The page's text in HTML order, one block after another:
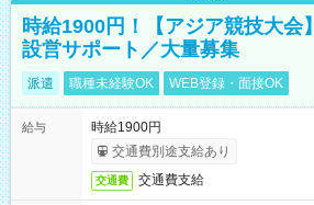
時給1900円！【アジア競技大会
設営サポート／大量募集
派遣 職種未経験OK WEB登録・面接OK
給与
時給1900円
交通費別途支給あり
交通費 交通費支給